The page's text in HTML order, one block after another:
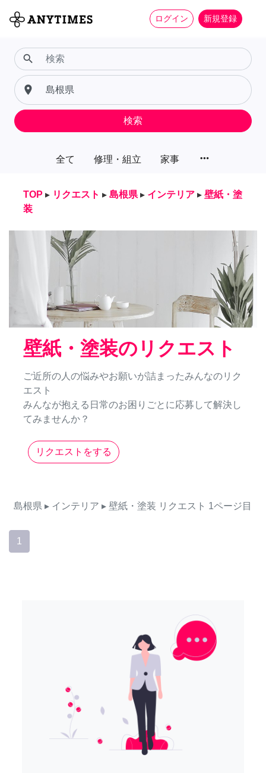
ログイン 新規登録
全て 修理・組立 家事 more_horiz
search
place
検索
TOP ▸ リクエスト ▸ 島根県 ▸ インテリア ▸ 壁紙・塗
装
壁紙・塗装のリクエスト
ご近所の人の悩みやお願いが詰まったみんなのリク
エスト
みんなが抱える日常のお困りごとに応募して解決し
てみませんか？
リクエストをする
島根県 ▸ インテリア ▸ 壁紙・塗装 リクエスト 1ページ目
1